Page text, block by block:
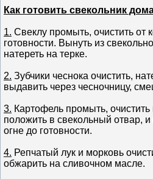
Как готовить свекольник
1. Свеклу промыть, очистить от
готовности. Вынуть из
натереть на терке.
2. Зубчики чеснока очистить,
выдавить через чесночницу,
3. Картофель промыть, очистить
положить в свекольный отвар,
огне до готовности.
4. Репчатый лук и морковь
обжарить на сливочном масле.